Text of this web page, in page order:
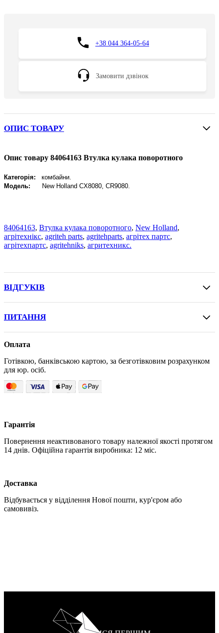
+38 044 364-05-64
Замовити дзвінок
ОПИС ТОВАРУ
Опис товару 84064163 Втулка кулака поворотного
Категорія: комбайни.
Модель:
New Holland CX8080, CR9080.
84064163, Втулка кулака поворотного, New Holland,
агрітехнікс, agriteh parts, agritehparts, агрітех партс,
агрітехпартс, agritehniks, агритехникс.
ВІДГУКІВ
ПИТАННЯ
Оплата
Готівкою, банківською картою, за безготівковим розрахунком
для юр. осіб.
Гарантія
Повернення неактивованого товару належної якості протягом
14 днів. Офіційна гарантія виробника: 12 міс.
Доставка
Відбувається у відділення Нової пошти, кур'єром або
самовивіз.